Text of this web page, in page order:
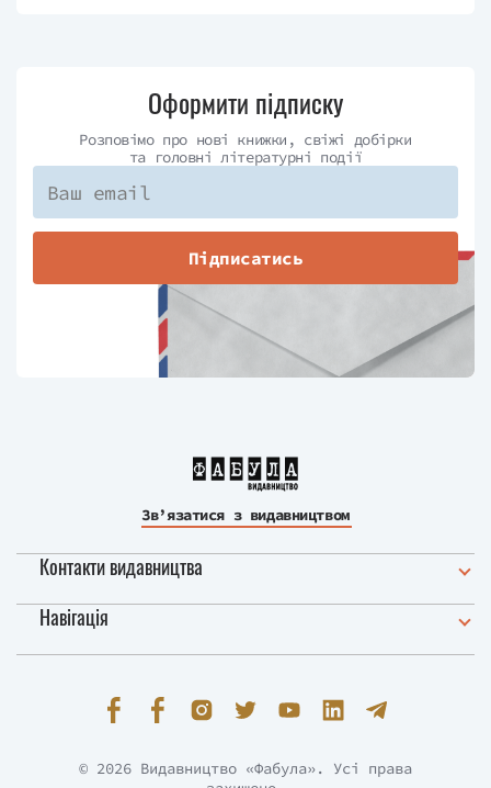
Оформити підписку
Розповімо про нові книжки, свіжі добірки
та головні літературні події
Підписатись
Зв’язатися з видавництвом
Контакти видавництва
Навігація
© 2026 Видавництво «Фабула». Усі права